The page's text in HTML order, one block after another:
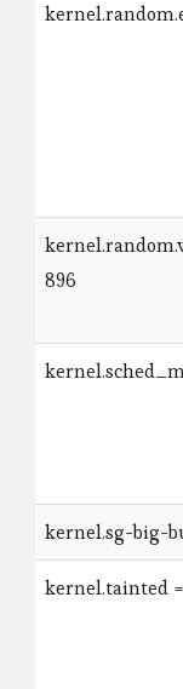
896
kernel.sg-big-
kernel.tainted